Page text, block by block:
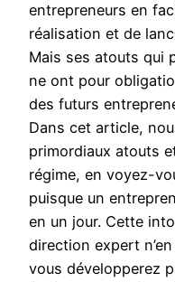
entrepreneurs en
réalisation et de
Mais ses atouts qui
ne ont pour
des futurs
Dans cet article,
primordiaux atouts
régime, en voyez-
puisque un
en un jour. Cette
direction expert
vous développerez